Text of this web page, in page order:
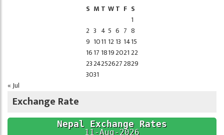
S M T WT F S
1
2 3 4 5 6 7 8
9 1011 12 13 1415
1617 1819202122
23242526272829
3031
« Jul
Exchange Rate